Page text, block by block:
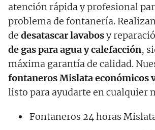
atención rápida y profesional
problema de fontanería.
de desatascar lavabosy
de gas para agua y calefacción,
máxima garantía de calidad.
fontanerosMislataeconómicos
listo para ayudarte en cualquier
Fontaneros 24 horas